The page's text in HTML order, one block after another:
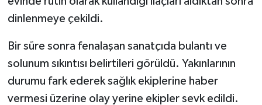
dinlenmeye çekildi.
Bir süre sonra fenalaşan sanatçıda bulantı ve
solunum sıkıntısı belirtileri görüldü. Yakınlarının
durumu fark ederek sağlık ekiplerine haber
vermesi üzerine olay yerine ekipler sevk edildi.